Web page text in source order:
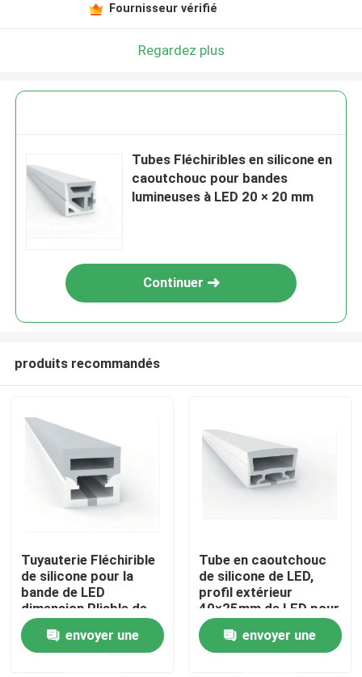
Maison
Produits
Fournisseur vérifié
Regardez plus
Tubes Fléchiribles en silicone en
caoutchouc pour bandes
lumineuses à LED 20 × 20 mm
Continuer
produits recommandés
Tuyauterie Fléchirible
de silicone pour la
bande de LED
dimension Pliable de
12mm x de 12mm
envoyer une
Tube en caoutchouc
de silicone de LED,
profil extérieur
40×25mm de LED pour
l'éclairage
envoyer une